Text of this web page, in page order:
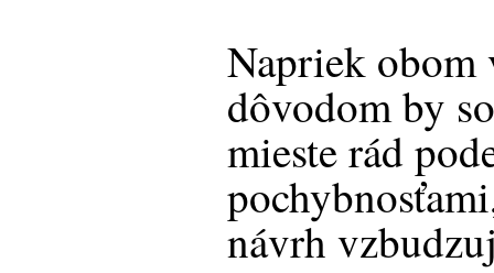
Napriek obom
dôvodom by
mieste rád
návrh